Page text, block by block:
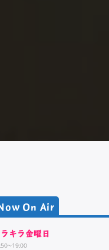
On Air
キラ金曜日